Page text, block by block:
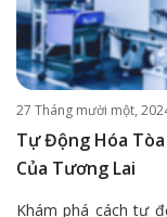
27 Tháng mười một,
Tự Động Hóa
Của Tương Lai
Khám phá cách tự